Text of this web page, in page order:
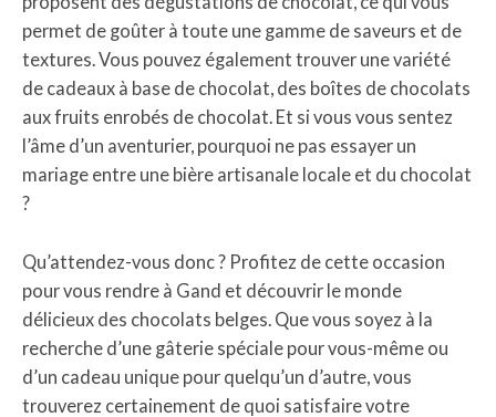
permet de goûter à toute une gamme de saveurs et de
textures. Vous pouvez également trouver une variété
de cadeaux à base de chocolat, des boîtes de chocolats
aux fruits enrobés de chocolat. Et si vous vous sentez
l’âme d’un aventurier, pourquoi ne pas essayer un
mariage entre une bière artisanale locale et du chocolat
?
Qu’attendez-vous donc ? Profitez de cette occasion
pour vous rendre à Gand et découvrir le monde
délicieux des chocolats belges. Que vous soyez à la
recherche d’une gâterie spéciale pour vous-même ou
d’un cadeau unique pour quelqu’un d’autre, vous
trouverez certainement de quoi satisfaire votre